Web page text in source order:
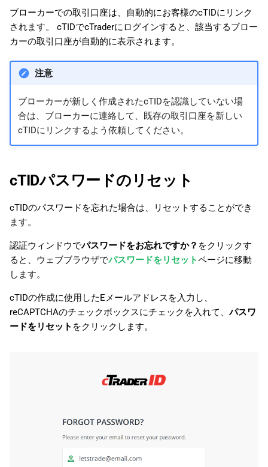
ブローカーでの取引口座は、自動的にお客様のcTIDにリンク
されます。 cTIDでcTraderにログインすると、該当するブロー
カーの取引口座が自動的に表示されます。
注意
ブローカーが新しく作成されたcTIDを認識していない場
合は、ブローカーに連絡して、既存の取引口座を新しい
cTIDにリンクするよう依頼してください。
cTIDパスワードのリセット
cTIDのパスワードを忘れた場合は、リセットすることができ
ます。
認証ウィンドウでパスワードをお忘れですか？ をクリックす
ると、ウェブブラウザでパスワードをリセットページに移動
します。
cTIDの作成に使用したEメールアドレスを入力し、
reCAPTCHAのチェックボックスにチェックを入れて、パスワ
ードをリセット をクリックします。